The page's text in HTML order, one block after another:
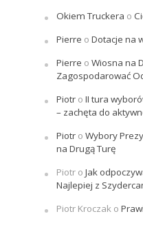
Okiem Truckera o
Pierre o Dotacje na
Pierre o Wiosna na
Zagospodarować
Piotro II tura
– zachęta do
Piotro Wybory
na Drugą Turę
Piotro Jak
Najlepiej z
Piotr Kroczako